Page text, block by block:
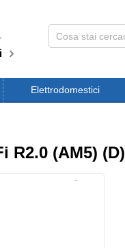
Elettrodomestici
R2.0 (AM5) (D)